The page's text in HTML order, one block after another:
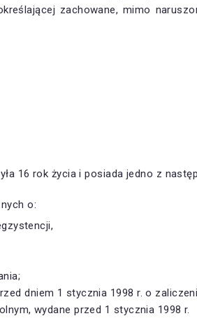
zachowane, mimo
16 rok życia i posiada jedno z
o:
dniem 1 stycznia 1998 r. o
wydane przed 1 stycznia 1998 r.